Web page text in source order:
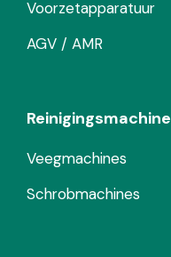
Voorzetapparatuur
AGV / AMR
Veegmachines
Schrobmachines